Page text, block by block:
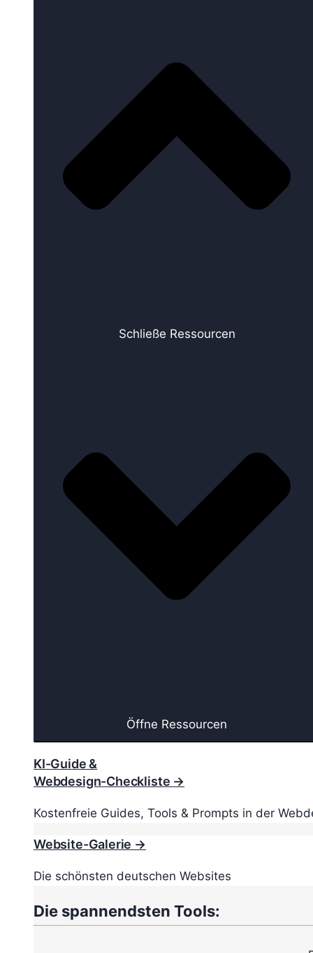
Schließe Ressourcen
Öffne Ressourcen
KI-Guide &
Webdesign-Checkliste →
Kostenfreie Guides, Tools & Prompts in der
Website-Galerie →
Die schönsten deutschen Websites
Die spannendsten Tools: